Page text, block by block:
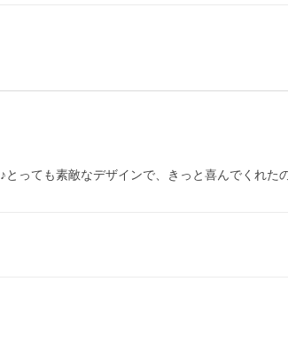
っても素敵なデザインで、きっと喜んでくれた